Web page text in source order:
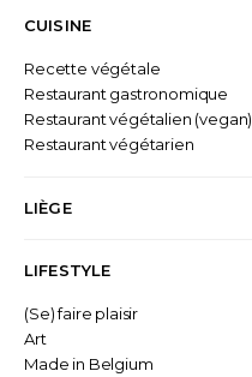
CUISINE
Recette végétale
Restaurant gastronomique
Restaurant végétalien (vegan)
Restaurant végétarien
LIÈGE
LIFESTYLE
(Se) faire plaisir
Art
Made in Belgium